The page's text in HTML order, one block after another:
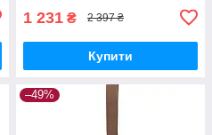
1 231 ₴ 2 397 ₴
Купити
–49%